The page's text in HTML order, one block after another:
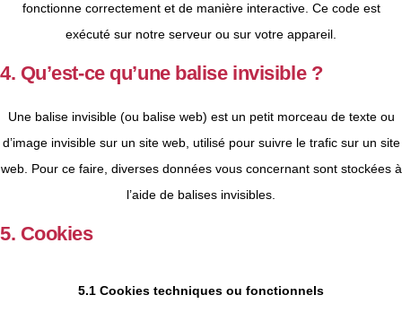
fonctionne correctement et de manière interactive. Ce code est
exécuté sur notre serveur ou sur votre appareil.
4. Qu’est-ce qu’une balise invisible ?
Une balise invisible (ou balise web) est un petit morceau de texte ou
d’image invisible sur un site web, utilisé pour suivre le trafic sur un site
web. Pour ce faire, diverses données vous concernant sont stockées à
l’aide de balises invisibles.
5. Cookies
5.1 Cookies techniques ou fonctionnels